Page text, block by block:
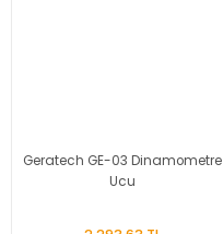
Geratech GE-03 Dinamometre
Ucu